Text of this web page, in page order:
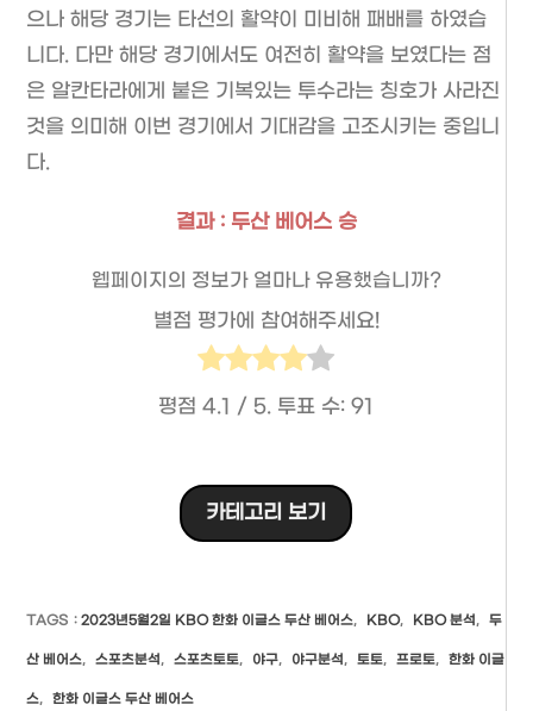
으나 해당 경기는 타선의 활약이 미비해 패배를 하였습
니다. 다만 해당 경기에서도 여전히 활약을 보였다는 점
은 알칸타라에게 붙은 기복있는 투수라는 칭호가 사라진
것을 의미해 이번 경기에서 기대감을 고조시키는 중입니
다.
결과 : 두산 베어스 승
웹페이지의 정보가 얼마나 유용했습니까?
별점 평가에 참여해주세요!
평점 4.1 / 5. 투표 수: 91
카테고리 보기
TAGS :2023년5월2일 KBO 한화 이글스 두산 베어스, KBO, KBO 분석, 두
산 베어스, 스포츠분석, 스포츠토토, 야구, 야구분석, 토토, 프로토, 한화 이글
스, 한화 이글스 두산 베어스